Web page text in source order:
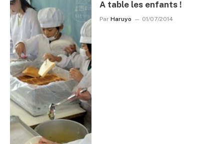
A table les enfants !
Par Haruyo 01/07/2014